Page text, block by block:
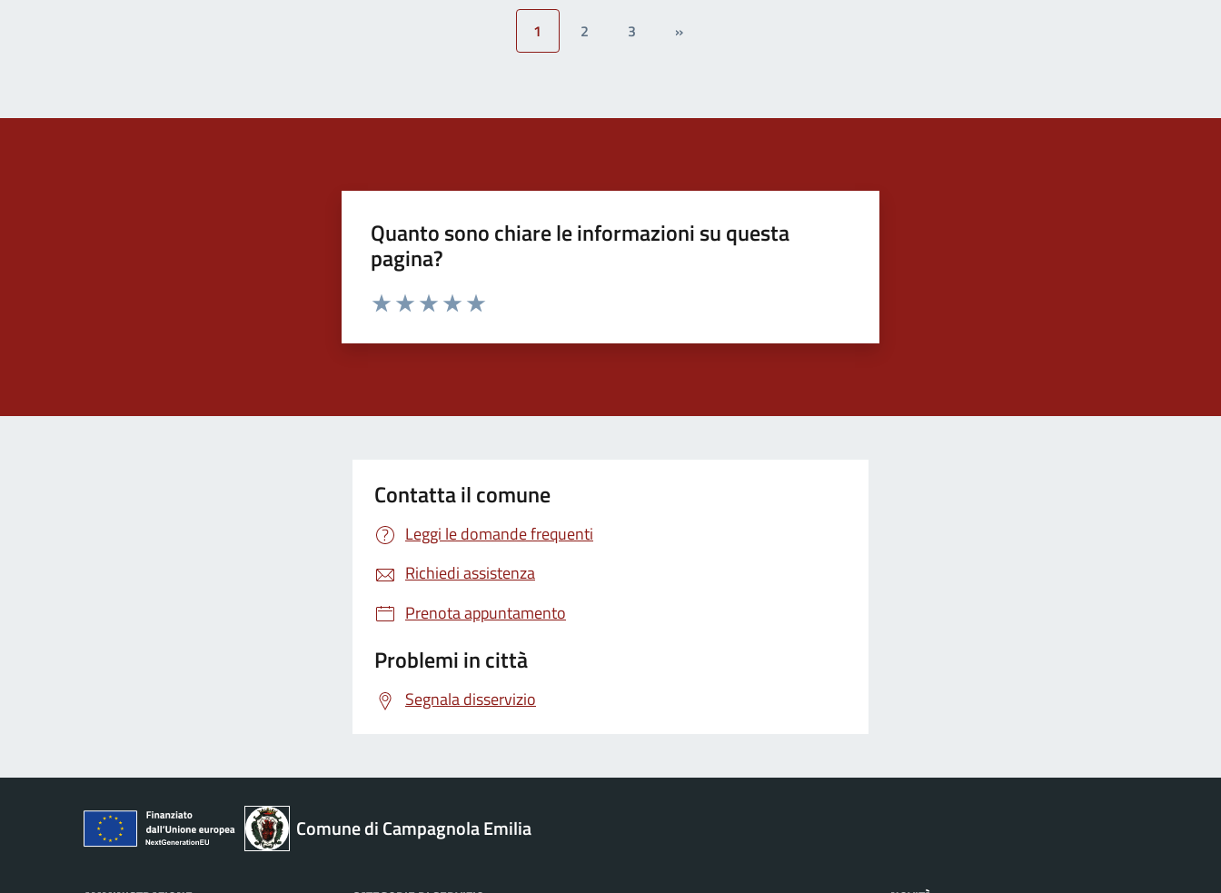
1 2 3 »
Quanto sono chiare le informazioni su questa
pagina?
Contatta il comune
Leggi le domande frequenti
Richiedi assistenza
Prenota appuntamento
Problemi in città
Segnala disservizio
Comune di Campagnola Emilia